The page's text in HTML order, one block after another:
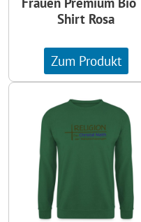
Shirt Rosa
Zum Produkt